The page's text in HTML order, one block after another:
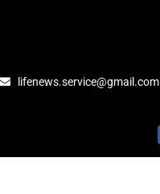
lifenews.service@gmail.com